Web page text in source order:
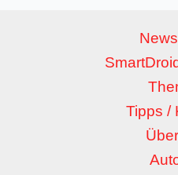
Tipps /